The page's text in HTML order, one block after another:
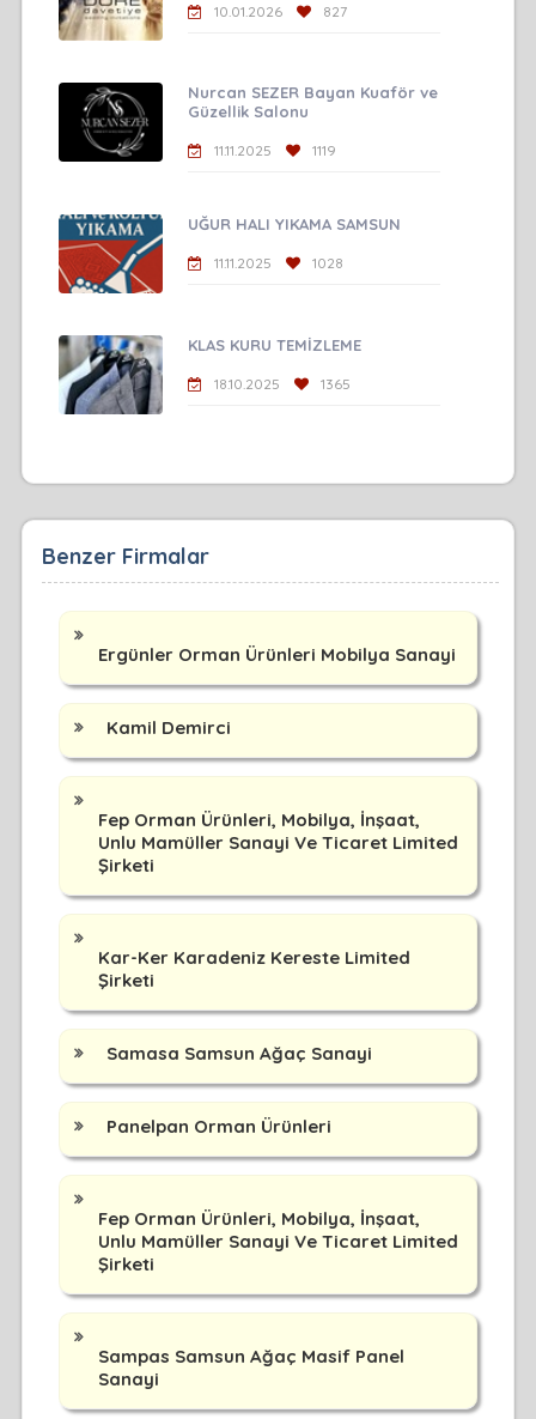
10.01.2026 827
Nurcan SEZER Bayan Kuaför ve
Güzellik Salonu
11.11.2025 1119
UĞUR HALI YIKAMA SAMSUN
11.11.2025 1028
KLAS KURU TEMİZLEME
18.10.2025 1365
Benzer Firmalar
Ergünler Orman Ürünleri Mobilya Sanayi
Kamil Demirci
Fep Orman Ürünleri, Mobilya, İnşaat,
Unlu Mamüller Sanayi Ve Ticaret Limited
Şirketi
Kar-Ker Karadeniz Kereste Limited
Şirketi
Samasa Samsun Ağaç Sanayi
Panelpan Orman Ürünleri
Fep Orman Ürünleri, Mobilya, İnşaat,
Unlu Mamüller Sanayi Ve Ticaret Limited
Şirketi
Sampas Samsun Ağaç Masif Panel
Sanayi